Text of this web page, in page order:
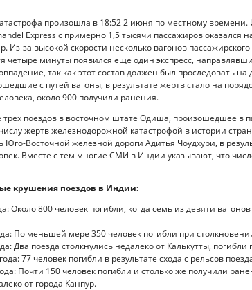
произошла в 18:52 2 июня по местному
Express с примерно 1,5 тысячи пассажиров оказался
Из-за высокой скорости несколько вагонов
четыре минуты появился еще один экспресс,
так как этот состав должен был проследовать
с путей вагоны, в результате жертв стало на
около 900 получили ранения.
поездов в восточном штате Одиша, произошедшее в
жертв железнодорожной катастрофой в истории
Юго-Восточной железной дороги Адитья Чоудхури, в
Вместе с тем многие СМИ в Индии указывают, что
крушения поездов в Индии:
Около 800 человек погибли, когда семь из девяти
По меньшей мере 350 человек погибли при
Два поезда столкнулись недалеко от Калькутты,
77 человек погибли в результате схода с рельсов
Почти 150 человек погибли и столько же получили
от города Канпур.